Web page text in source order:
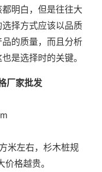
明白，但是往往大
择方式应该以品质
的质量，而且分析
是选择时的关键。
厂家批发
米左右，杉木桩规
格越贵。